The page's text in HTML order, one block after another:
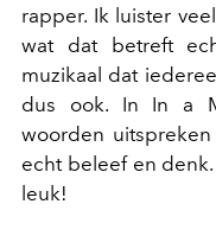
rapper. Ik luister
wat dat betreft
muzikaal dat
dus ook. In In a
woorden
echt beleef en
leuk!